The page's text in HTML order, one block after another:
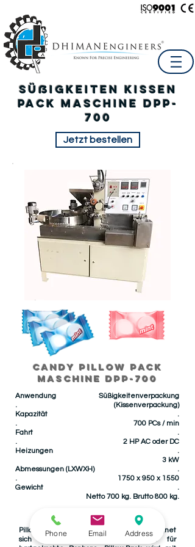
Süßigkeiten Kissen
PAck Maschine DPP-
700
Jetzt bestellen
CANDY Pillow PACK
Maschine Dpp-700
Anwendung
.
Kapazität
.
Fahrt
.
Heizungen
Abmessungen (LXWXH)
.
Gewicht
Süßigkeitenverpackung
(Kissenverpackung)
.
700 PCs / min
.
2 HP AC oder DC
.
3 kW
.
1750 x 950 x 1550
.
Netto 700 kg. Brutto 800 kg.
Pillow Packing Candy Packing Machine eignet
sich zum Verpacken von Kissen für
Phone Email Address